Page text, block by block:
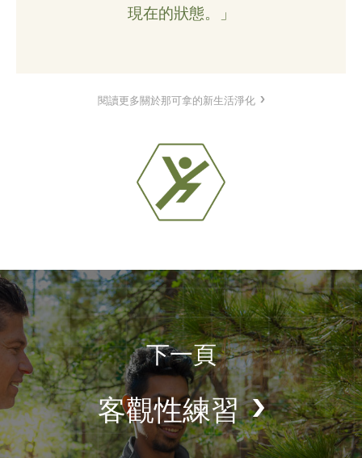
現在的狀態。」
閱讀更多關於那可拿的新生活淨化
下一頁
客觀性練習